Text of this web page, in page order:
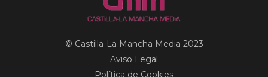
© Castilla-La Mancha Media 2023
Aviso Legal
Política de Cookies